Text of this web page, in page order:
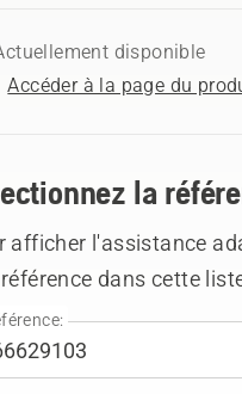
disponible
Accéder à la page du
la
afficher l'assistance
dans cette